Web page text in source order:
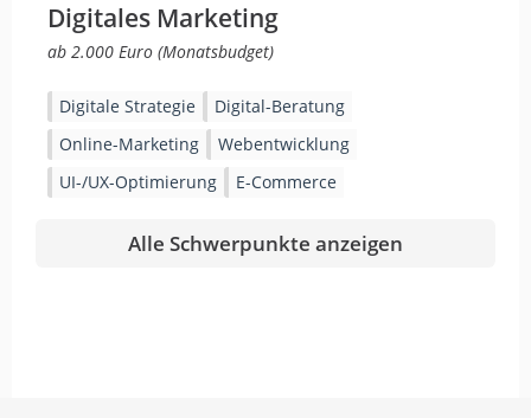
Digitales Marketing
ab 2.000 Euro (Monatsbudget)
Digitale Strategie
Digital-Beratung
Online-Marketing
Webentwicklung
UI-/UX-Optimierung
E-Commerce
Alle Schwerpunkte anzeigen